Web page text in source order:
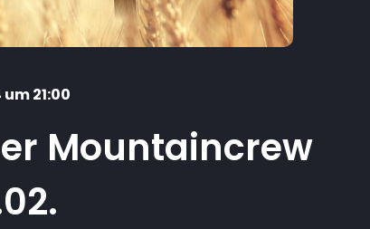
21:00
Mountaincrew